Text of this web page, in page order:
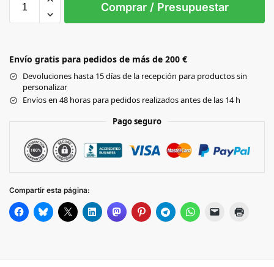
Black
BURGUNDY
GRAPHITE GREY
FRENCH NAVY
Comprar / Presupuestar
Envío gratis para pedidos de más de 200 €
Devoluciones hasta 15 días de la recepción para productos sin
personalizar
Envíos en 48 horas para pedidos realizados antes de las 14 h
Pago seguro
Compartir esta página: